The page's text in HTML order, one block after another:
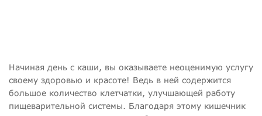
Начиная день с каши, вы оказываете неоценимую услугу
своему здоровью и красоте! Ведь в ней содержится
большое количество клетчатки, улучшающей работу
пищеварительной системы. Благодаря этому кишечник